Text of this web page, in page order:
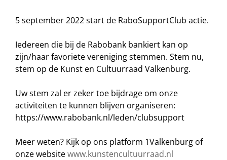
5 september 2022 start de RaboSupportClub actie.
Iedereen die bij de Rabobank bankiert kan op
zijn/haar favoriete vereniging stemmen. Stem nu,
stem op de Kunst en Cultuurraad Valkenburg.
Uw stem zal er zeker toe bijdrage om onze
activiteiten te kunnen blijven organiseren:
https://www.rabobank.nl/leden/clubsupport
Meer weten? Kijk op ons platform 1Valkenburg of
onze websitewww.kunstencultuurraad.nl